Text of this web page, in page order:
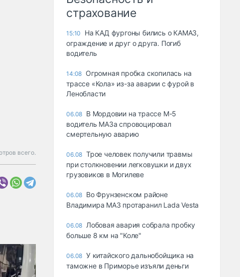
всего.
страхование
15:10
На КАД фургоны бились о КАМАЗ,
ограждение и друг о друга. Погиб
водитель
14:08 Огромная пробка скопилась на
трассе «Кола» из-за аварии с фурой в
Ленобласти
06.08 В Мордовии на трассе М-5
водитель МАЗа спровоцировал
смертельную аварию
06.08 Трое человек получили травмы
при столкновении легковушки и двух
грузовиков в Могилеве
06.08 Во Фрунзенском районе
Владимира МАЗ протаранил Lada Vesta
06.08 Лобовая авария собрала пробку
больше 8 км на "Коле"
06.08 У китайского дальнобойщика на
таможне в Приморье изъяли деньги